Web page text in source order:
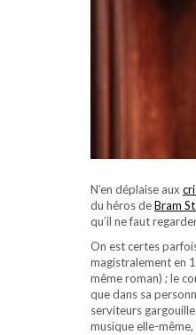
N’en déplaise aux
du héros deBram
qu’il ne faut
On est certes
magistralement en
même roman) ; le
que dans sa
serviteurs
musique elle-